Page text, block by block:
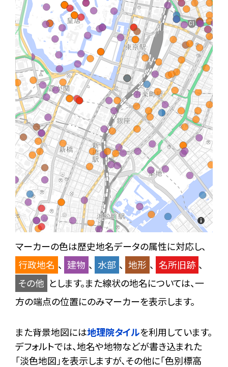
マーカーの色は歴史地名データの属性に対応し、
行政地名 、 建物 、 水部 、 地形 、 名所旧跡 、
その他 とします。また線状の地名については、一
方の端点の位置にのみマーカーを表示します。
また背景地図には地理院タイルを利用しています。
デフォルトでは、地名や地物などが書き込まれた
「淡色地図」を表示しますが、その他に「色別標高